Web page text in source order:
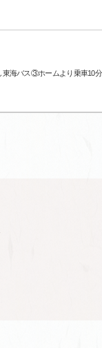
海バス③ホームより乗車10